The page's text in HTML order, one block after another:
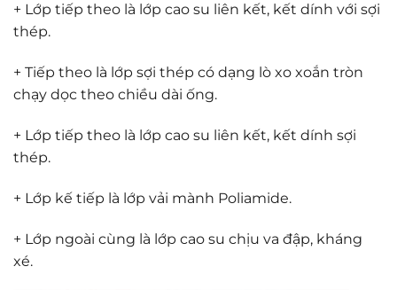
+ Lớp tiếp theo là lớp cao su liên kết, kết dính với sợi
thép.
+ Tiếp theo là lớp sợi thép có dạng lò xo xoắn tròn
chạy dọc theo chiều dài ống.
+ Lớp tiếp theo là lớp cao su liên kết, kết dính sợi
thép.
+ Lớp kế tiếp là lớp vải mành Poliamide.
+ Lớp ngoài cùng là lớp cao su chịu va đập, kháng
xé.